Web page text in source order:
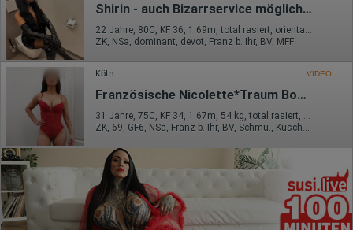
Shirin - auch Bizarrservice möglich - klimatisiert
ZK, NSa, dominant, devot, Franz b. Ihr, BV, MFF
Köln VIDEO
Französische Nicolette*Traum Body*
31 Jahre, 75C, KF 34, 1.67m, 54 kg, total rasiert, südländisch
ZK, 69, GF6, NSa, Franz b. Ihr, BV, Schmu., Kuscheln